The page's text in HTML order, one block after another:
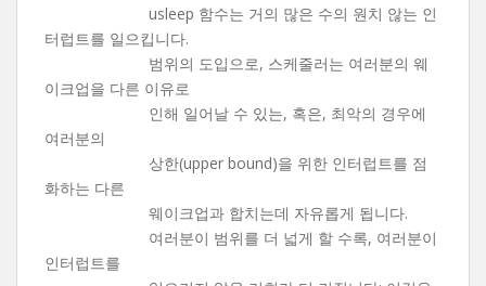
usleep 함수는 거의 많은 수의 원치 않는 인
터럽트를 일으킵니다.
범위의 도입으로, 스케줄러는 여러분의 웨
이크업을 다른 이유로
인해 일어날 수 있는, 혹은, 최악의 경우에
여러분의
상한(upper bound)을 위한 인터럽트를 점
화하는 다른
웨이크업과 합치는데 자유롭게 됩니다.
여러분이 범위를 더 넓게 할 수록, 여러분이
인터럽트를